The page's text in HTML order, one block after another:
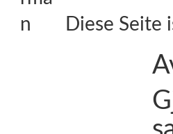
Diese Seite